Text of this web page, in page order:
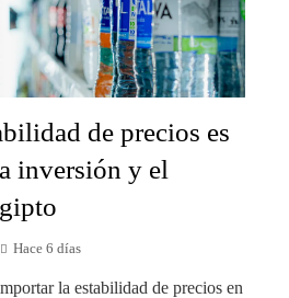
de precios es
inversión y el
Hace 6 días
la estabilidad de precios en